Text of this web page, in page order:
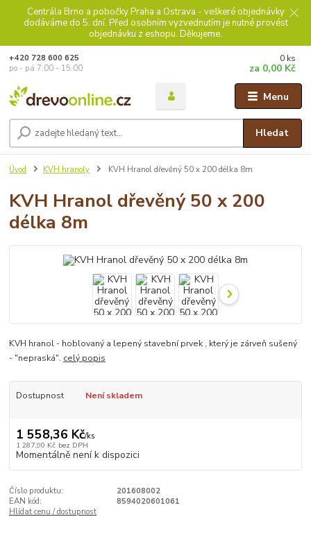
Centrála Brno a pobočky Praha a Ostrava - veškeré objednávky
dodáváme do 5. dní. Před osobním vyzvednutím je nutné provést
objednávku z eshopu. Děkujeme.
Menu
Hledat
+420 728 600 625
po - pá 7:00 - 15:00
0 ks
za 0,00 Kč
Úvod KVH hranoly KVH Hranol dřevěný 50 x 200 délka 8m
KVH Hranol dřevěný 50 x 200
délka 8m
KVH hranol - hoblovaný a lepený stavební prvek , který je zárveň sušený
- "nepraská". celý popis
Dostupnost Není skladem
1 558,36 Kč/ks
1 287,90 Kč bez DPH
Momentálně není k dispozici
Číslo produktu:
201608002
EAN kód:
8594020601061
Hlídat cenu / dostupnost